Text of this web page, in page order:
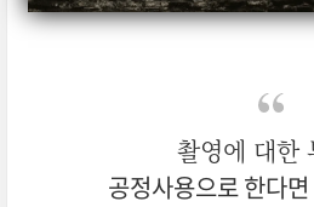
촬영에 대한
공정사용으로 한다